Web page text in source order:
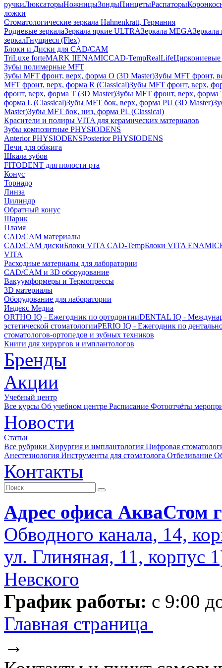
ручкиЛюксаторыНожницыЗондыПинцетыРаспаторы
ложки
Стоматологические зеркала Hahnenkratt, Германия
Родиевые зеркалаЗеркала яркие ULTRAЗеркала MEGAЗеркала
зеркалГнущиеся (Flex)
Блоки и Диски для CAD/CAM
TriLuxe forteMARK IIENAMICCAD-TempRealLifeЦиркониевые
Зубы полимерные MFT
Зубы MFT фронт, верх, форма O (3D Master)Зубы MFT фронт,
MFT фронт, верх, форма R (Classical)Зубы MFT фронт, верх,
фронт, верх, форма T (3D Master)Зубы MFT фронт, верх, форма
форма L (Classical)Зубы MFT бок, верх, форма PU (3D Master)
Master)Зубы MFT бок, низ, форма PL (Classical)
Красители и полиры VITA для керамических материалов
Зубы композитные PHYSIODENS
Anterior PHYSIODENSPosterior PHYSIODENS
Печи для обжига
Шкала зубов
FITODENT для полости рта
Конус
Торнадо
Линза
Цилиндр
Обратный конус
Шарик
Пламя
CAD/CAM материалы
CAD/CAM дискиБлоки VITA CAD-TempБлоки VITA ENAMIC
VITA
Расходные материалы для лаборатории
CAD/CAM и 3D оборудование
Вакуумформеры и Термопрессы
3D материалы
Оборудование для лаборатории
Индекс Медиа
ORTHO IQ - Ежегодник по ортодонтииDENTAL IQ -
эстетической стоматологииPERIO IQ - Ежегодник по
стоматологов-ортопедов и зубных техников
Книги для хирургов и имплантологов
Бренды
Акции
Учебный центр
Все курсы Об учебном центре Расписание Фотоотчёты
Новости
Статьи
Все рубрики Хирургия и имплантология Цифровая
Анестезиология Инструменты для стоматолога Отбеливание
Контакты
Адрес офиса АкваСтом
Обводного канала, 14,
ул. Глиняная, 11, корпус
Невского
График работы: с 9:00
Главная страница
→